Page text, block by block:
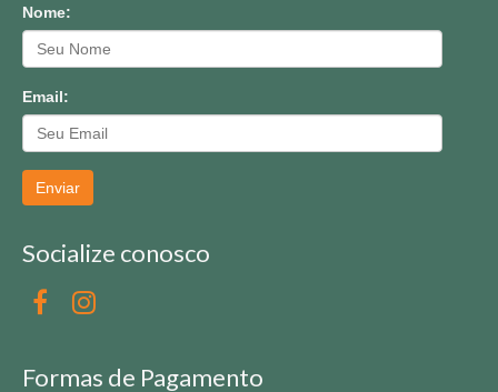
Nome:
Email:
Enviar
Socialize conosco
Formas de Pagamento